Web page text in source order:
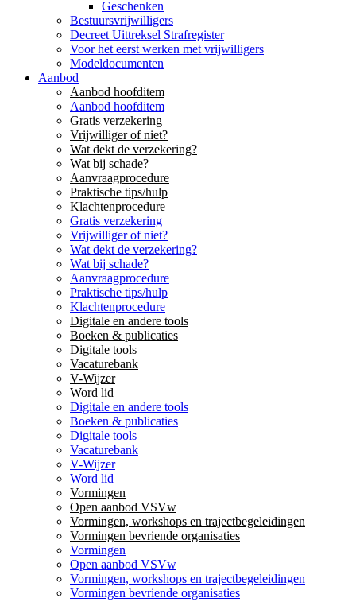
Geschenken
Bestuursvrijwilligers
Decreet Uittreksel Strafregister
Voor het eerst werken met vrijwilligers
Modeldocumenten
Aanbod
Aanbod hoofditem
Aanbod hoofditem
Gratis verzekering
Vrijwilliger of niet?
Wat dekt de verzekering?
Wat bij schade?
Aanvraagprocedure
Praktische tips/hulp
Klachtenprocedure
Gratis verzekering
Vrijwilliger of niet?
Wat dekt de verzekering?
Wat bij schade?
Aanvraagprocedure
Praktische tips/hulp
Klachtenprocedure
Digitale en andere tools
Boeken & publicaties
Digitale tools
Vacaturebank
V-Wijzer
Word lid
Digitale en andere tools
Boeken & publicaties
Digitale tools
Vacaturebank
V-Wijzer
Word lid
Vormingen
Open aanbod VSVw
Vormingen, workshops en trajectbegeleidingen
Vormingen bevriende organisaties
Vormingen
Open aanbod VSVw
Vormingen, workshops en trajectbegeleidingen
Vormingen bevriende organisaties